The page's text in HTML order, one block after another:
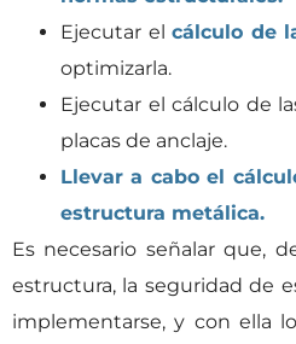
Ejecutar elcálculo de
optimizarla.
Ejecutar el cálculo de
placas de anclaje.
Llevar a cabo el
estructura metálica.
Es necesario señalar que,
estructura, la seguridad de
implementarse, y con ella